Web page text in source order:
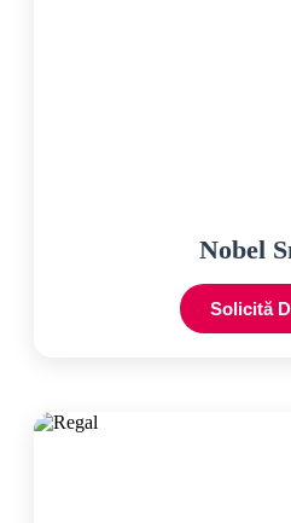
Nobel
Solicită